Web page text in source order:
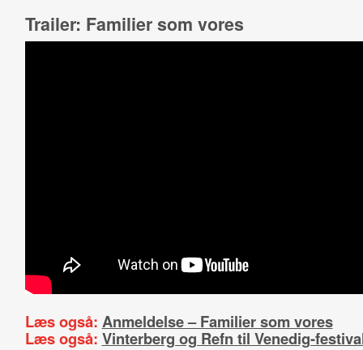
Trailer: Familier som vores
Læs også: Anmeldelse – Familier som vores
Læs også: Vinterberg og Refn til Venedig-